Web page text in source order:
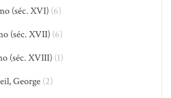
(séc. XVI)(6)
(séc. XVII)(6)
(séc. XVIII)(1)
George (2)